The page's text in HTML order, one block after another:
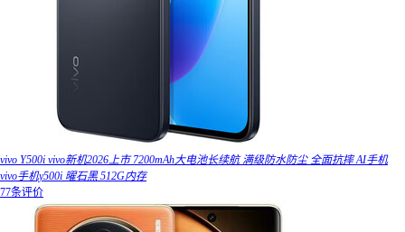
vivo Y500i vivo新机2026上市 7200mAh大电池长续航 满级防水防尘 全面抗摔 AI手机
vivo手机y500i 曜石黑 512G内存
77条评价